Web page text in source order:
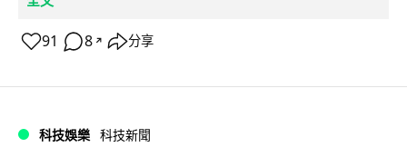
91 8 ↗ 分享
科技娛樂 科技新聞